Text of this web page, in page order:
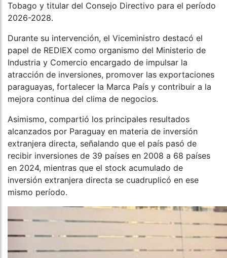
Tobago y titular del Consejo Directivo para el período
2026-2028.
Durante su intervención, el Viceministro destacó el
papel de REDIEX como organismo del Ministerio de
Industria y Comercio encargado de impulsar la
atracción de inversiones, promover las exportaciones
paraguayas, fortalecer la Marca País y contribuir a la
mejora continua del clima de negocios.
Asimismo, compartió los principales resultados
alcanzados por Paraguay en materia de inversión
extranjera directa, señalando que el país pasó de
recibir inversiones de 39 países en 2008 a 68 países
en 2024, mientras que el stock acumulado de
inversión extranjera directa se cuadruplicó en ese
mismo período.